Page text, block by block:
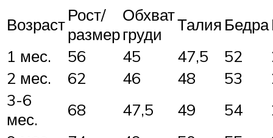
ВозрастРост/
размер
Обхват
груди
Талия Бедра
1 мес.
56 45 47,5 52
2 мес.
62 46 48 53
3-6
мес.
68 47,5 49 54